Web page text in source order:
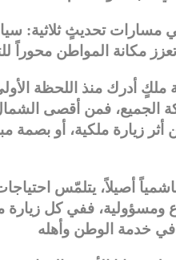
مسارات تحديثٍ ثلاثية:
ملكٍ أدرك منذ اللحظة
الجميع، فمن أقصى
زيارة ملكية، أو بصمة
أصيلاً، يتلمّس
ومسؤولية، ففي كل